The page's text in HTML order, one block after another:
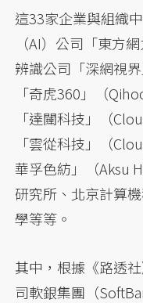
這33家企業與組織
（AI）公司「東方
辨識公司「深網視
「奇虎360」（
「達闥科技」（
「雲從科技」（
華孚色紡」（Aksu
研究所、北京計算
學等等。
其中，根據《路透
司軟銀集團（